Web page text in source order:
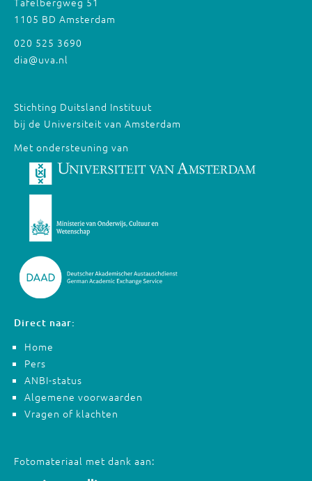
1105 BD Amsterdam
020 525 3690
dia@uva.nl
Stichting Duitsland Instituut
bij de Universiteit van Amsterdam
Met ondersteuning van
Direct naar:
Home
Pers
ANBI-status
Algemene voorwaarden
Vragen of klachten
Fotomateriaal met dank aan: